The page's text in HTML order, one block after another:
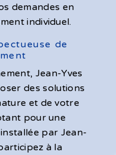
demandes en
individuel.
de
Jean-Yves
des solutions
et de votre
pour une
par Jean-
à la